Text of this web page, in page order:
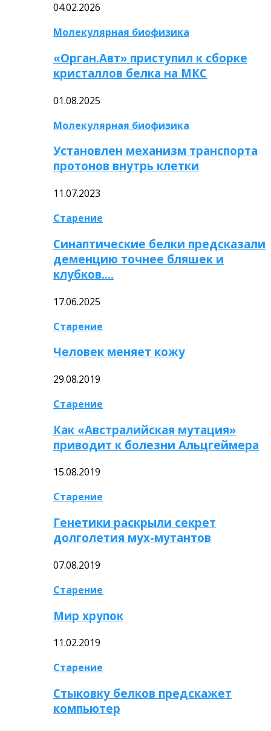
04.02.2026
Молекулярная биофизика
«Орган.Авт» приступил к сборке
кристаллов белка на МКС
01.08.2025
Молекулярная биофизика
Установлен механизм транспорта
протонов внутрь клетки
11.07.2023
Старение
Синаптические белки предсказали
деменцию точнее бляшек и
клубков….
17.06.2025
Старение
Человек меняет кожу
29.08.2019
Старение
Как «Австралийская мутация»
приводит к болезни Альцгеймера
15.08.2019
Старение
Генетики раскрыли секрет
долголетия мух-мутантов
07.08.2019
Старение
Мир хрупок
11.02.2019
Старение
Стыковку белков предскажет
компьютер